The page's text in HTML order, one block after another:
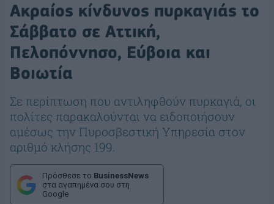
Ακραίος κίνδυνος πυρκαγιάς το
Σάββατο σε Αττική,
Πελοπόννησο, Εύβοια και
Βοιωτία
Σε περίπτωση που αντιληφθούν πυρκαγιά, οι
πολίτες παρακαλούνται να ειδοποιήσουν
αμέσως την Πυροσβεστική Υπηρεσία στον
αριθμό κλήσης 199.
Πρόσθεσε το BusinessNews
στα αγαπημένα σου στη
Google